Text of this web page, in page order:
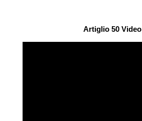
Artiglio 50 Video